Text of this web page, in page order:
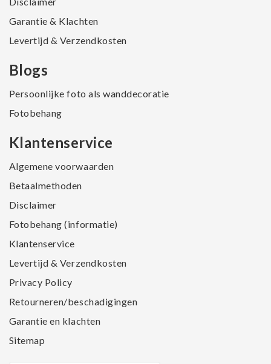
Garantie & Klachten
Levertijd & Verzendkosten
Blogs
Persoonlijke foto als wanddecoratie
Fotobehang
Klantenservice
Algemene voorwaarden
Betaalmethoden
Disclaimer
Fotobehang (informatie)
Klantenservice
Levertijd & Verzendkosten
Privacy Policy
Retourneren/beschadigingen
Garantie en klachten
Sitemap